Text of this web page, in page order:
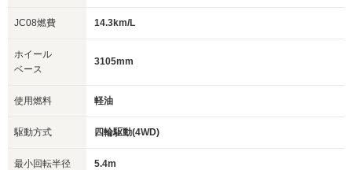
JC08燃費 14.3km/L
ホイール
ベース
3105mm
使用燃料 軽油
駆動方式 四輪駆動(4WD)
最小回転半径 5.4m